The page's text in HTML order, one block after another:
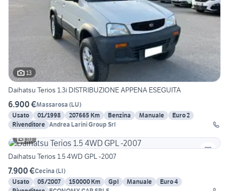
13
Daihatsu Terios 1.3i DISTRIBUZIONE APPENA ESEGUITA
6.900 €Massarosa (LU)
Usato
01/1998 207665 Km Benzina Manuale
Euro 2
Rivenditore Andrea Larini Group Srl
10
Daihatsu Terios 1.5 4WD GPL -2007
7.900 €Cecina (LI)
Usato
05/2007 150000 Km Gpl Manuale
Euro 4